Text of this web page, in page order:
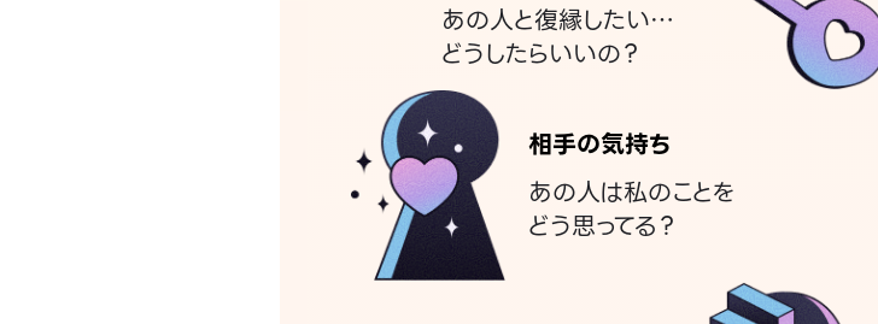
あの人と復縁したい…
どうしたらいいの？
相手の気持ち
あの人は私のことを
どう思ってる？